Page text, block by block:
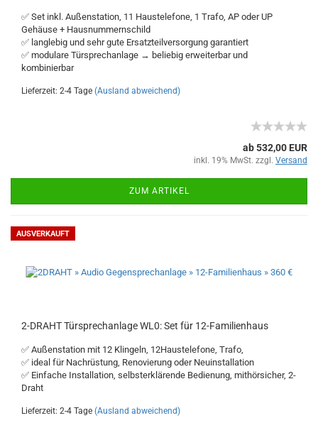
✅ Set inkl. Außenstation, 11 Haustelefone, 1 Trafo, AP oder UP
Gehäuse + Hausnummernschild
✅ langlebig und sehr gute Ersatzteilversorgung garantiert
✅ modulare Türsprechanlage → beliebig erweiterbar und
kombinierbar
Lieferzeit: 2-4 Tage (Ausland abweichend)
ab 532,00 EUR
inkl. 19% MwSt. zzgl. Versand
ZUM ARTIKEL
AUSVERKAUFT
2-DRAHT Türsprechanlage WL0: Set für 12-Familienhaus
✅ Außenstation mit 12 Klingeln, 12Haustelefone, Trafo,
✅ ideal für Nachrüstung, Renovierung oder Neuinstallation
✅ Einfache Installation, selbsterklärende Bedienung, mithörsicher, 2-
Draht
Lieferzeit: 2-4 Tage (Ausland abweichend)